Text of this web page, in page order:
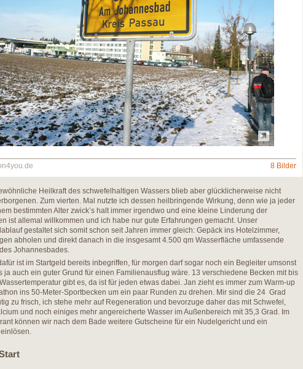
8 Bilder
Heilkraft des schwefelhaltigen Wassers blieb aber glücklicherweise nicht
Zum vierten. Mal nutzte ich dessen heilbringende Wirkung, denn wie ja jeder
bestimmten Alter zwick’s halt immer irgendwo und eine kleine Linderung der
ist allemal willkommen und ich habe nur gute Erfahrungen gemacht. Unser
gestaltet sich somit schon seit Jahren immer gleich: Gepäck ins Hotelzimmer,
abholen und direkt danach in die insgesamt 4.500 qm Wasserfläche umfassende
Johannesbades.
ist im Startgeld bereits inbegriffen, für morgen darf sogar noch ein Begleiter umsonst
ja auch ein guter Grund für einen Familienausflug wäre. 13 verschiedene Becken mit bis
gibt es, da ist für jeden etwas dabei. Jan zieht es immer zum Warm-up
ins 50-Meter-Sportbecken um ein paar Runden zu drehen. Mir sind die 24 Grad
zu frisch, ich stehe mehr auf Regeneration und bevorzuge daher das mit Schwefel,
und noch einiges mehr angereicherte Wasser im Außenbereich mit 35,3 Grad. Im
können wir nach dem Bade weitere Gutscheine für ein Nudelgericht und ein